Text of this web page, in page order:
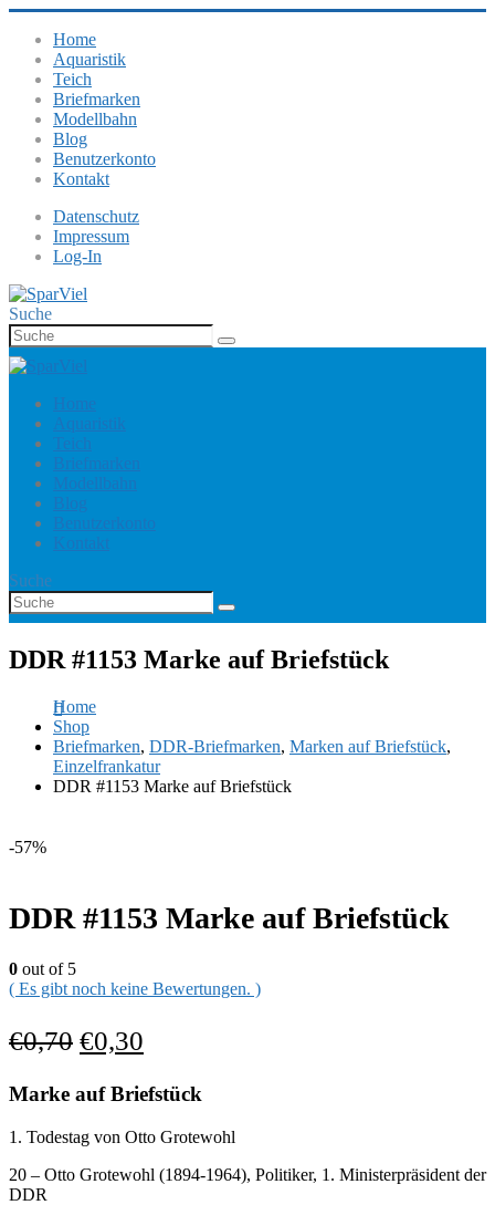
Home
Aquaristik
Teich
Briefmarken
Modellbahn
Blog
Benutzerkonto
Kontakt
Datenschutz
Impressum
Log-In
Suche
Home
Aquaristik
Teich
Briefmarken
Modellbahn
Blog
Benutzerkonto
Kontakt
Suche
DDR #1153 Marke auf Briefstück
Home
Shop
Briefmarken, DDR-Briefmarken, Marken auf Briefstück,
Einzelfrankatur
DDR #1153 Marke auf Briefstück
-57%
DDR #1153 Marke auf Briefstück
0 out of 5
( Es gibt noch keine Bewertungen. )
€0,70 €0,30
Marke auf Briefstück
1. Todestag von Otto Grotewohl
20 – Otto Grotewohl (1894-1964), Politiker, 1. Ministerpräsident der
DDR